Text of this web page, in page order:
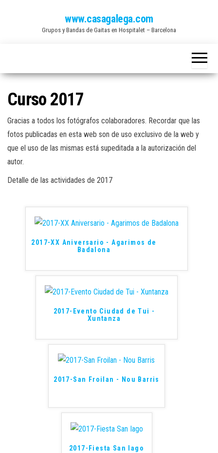
www.casagalega.com
Grupos y Bandas de Gaitas en Hospitalet – Barcelona
Curso 2017
Gracias a todos los fotógrafos colaboradores. Recordar que las
fotos publicadas en esta web son de uso exclusivo de la web y
que el uso de las mismas está supeditada a la autorización del
autor.
Detalle de las actividades de 2017
2017-XX Aniversario - Agarimos de
Badalona
2017-Evento Ciudad de Tui -
Xuntanza
2017-San Froilan - Nou Barris
2017-Fiesta San Iago